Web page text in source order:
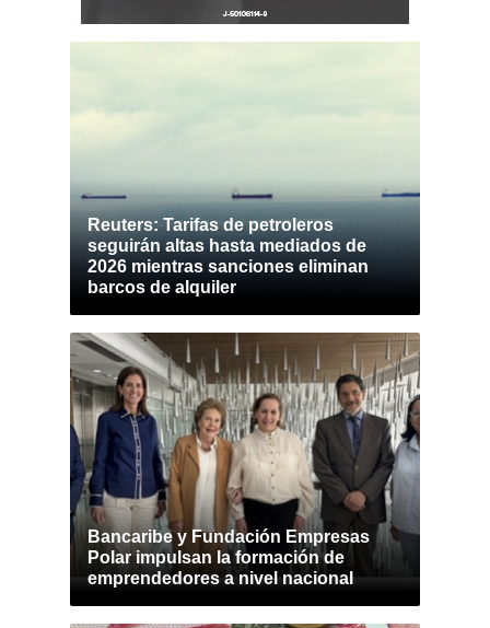
Reuters: Tarifas de petroleros
seguirán altas hasta mediados de
2026 mientras sanciones eliminan
barcos de alquiler
Bancaribe y Fundación Empresas
Polar impulsan la formación de
emprendedores a nivel nacional